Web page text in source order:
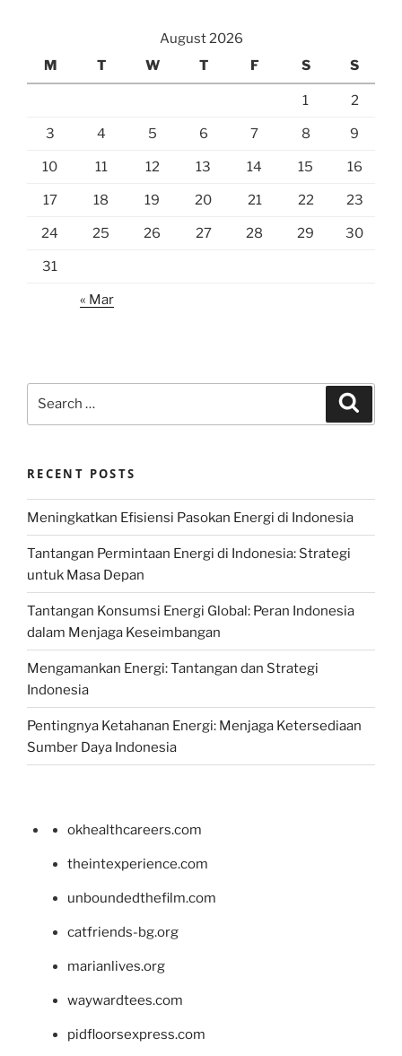
August 2026
M
T W T F S S
1 2
3 4 5 6 7 8 9
10 11 12 13 14 15 16
17 18 19 20 21 22 23
24 25 26 27 28 29 30
31
« Mar
RECENT POSTS
Meningkatkan Efisiensi Pasokan Energi di Indonesia
Tantangan Permintaan Energi di Indonesia: Strategi
untuk Masa Depan
Tantangan Konsumsi Energi Global: Peran Indonesia
dalam Menjaga Keseimbangan
Mengamankan Energi: Tantangan dan Strategi
Indonesia
Pentingnya Ketahanan Energi: Menjaga Ketersediaan
Sumber Daya Indonesia
okhealthcareers.com
theintexperience.com
unboundedthefilm.com
catfriends-bg.org
marianlives.org
waywardtees.com
pidfloorsexpress.com